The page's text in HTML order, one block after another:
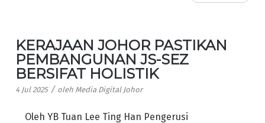
KERAJAAN JOHOR PASTIKAN
PEMBANGUNAN JS-SEZ
BERSIFAT HOLISTIK
4 Jul 2025 / oleh Media Digital Johor
Oleh YB Tuan Lee Ting Han Pengerusi